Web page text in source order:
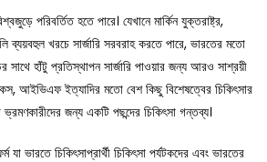
পরিবর্তিত হতে পারে। যেখানে মার্কিন যুক্তরাষ্ট্র,
ব্যয়বহুল খরচে সার্জারি সরবরাহ করতে পারে, ভারতের মতো
সাথে হাঁটু প্রতিস্থাপন সার্জারি পাওয়ার জন্য আরও সাশ্রয়ী
আইভিএফ ইত্যাদির মতো বেশ কিছু বিশেষত্বের চিকিৎসার
জন্য একটি পছন্দের চিকিৎসা গন্তব্য।
ভারতে চিকিৎসাপ্রার্থী চিকিৎসা পর্যটকদের এবং ভারতের